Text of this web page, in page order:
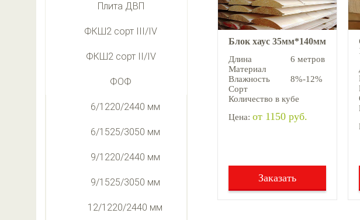
Плита ДВП
ФКШ2 сорт III/IV
ФКШ2 сорт II/IV
ФОФ
6/1220/2440 мм
6/1525/3050 мм
9/1220/2440 мм
9/1525/3050 мм
12/1220/2440 мм
Блок хаус 35мм*140мм
Длина
6 метров
Материал
Влажность
8%-12%
Сорт
Количество в кубе
Цена: от 1150 руб.
Заказать